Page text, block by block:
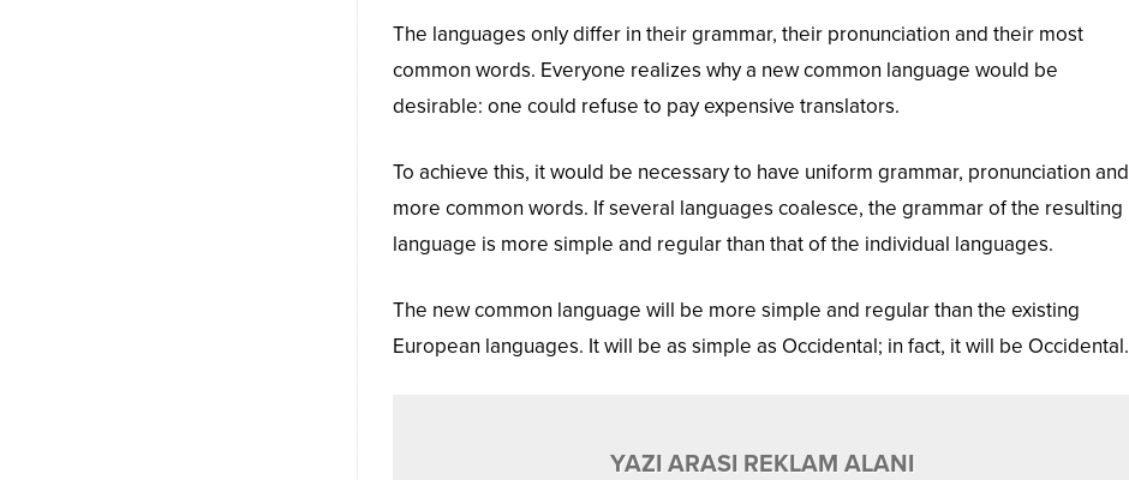
The languages only differ in their grammar, their pronunciation and their most
common words. Everyone realizes why a new common language would be
desirable: one could refuse to pay expensive translators.
To achieve this, it would be necessary to have uniform grammar, pronunciation and
more common words. If several languages coalesce, the grammar of the resulting
language is more simple and regular than that of the individual languages.
The new common language will be more simple and regular than the existing
European languages. It will be as simple as Occidental; in fact, it will be Occidental.
YAZI ARASI REKLAM ALANI